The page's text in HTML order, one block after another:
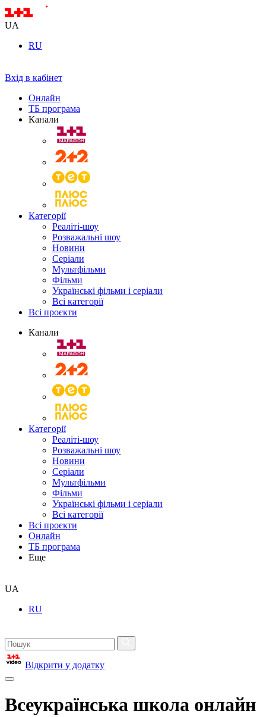
UA
RU
Вхід в кабінет
Онлайн
ТБ програма
Канали
Категорії
Реаліті-шоу
Розважальні шоу
Новини
Серіали
Мультфільми
Фільми
Українські фільми і серіали
Всі категорії
Всі проєкти
Канали
Категорії
Реаліті-шоу
Розважальні шоу
Новини
Серіали
Мультфільми
Фільми
Українські фільми і серіали
Всі категорії
Всі проєкти
Онлайн
ТБ програма
Еще
UA
RU
Відкрити у додатку
Всеукраїнська школа онлайн